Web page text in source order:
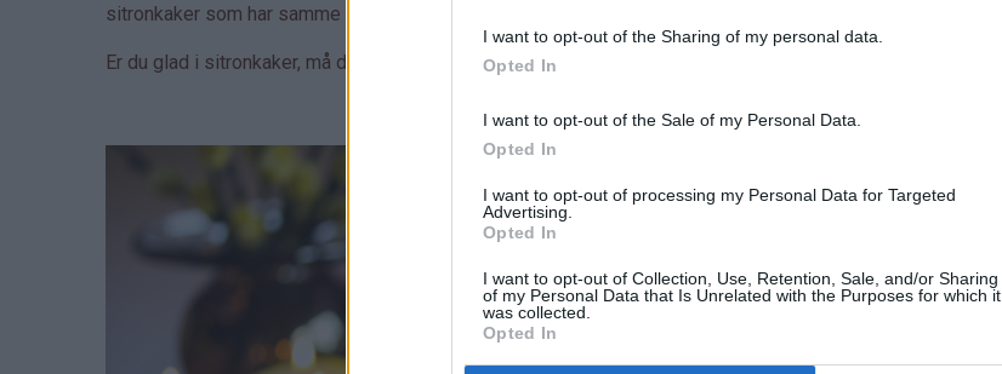
I want to opt-out of the Sharing of my personal data.
Opted In
I want to opt-out of the Sale of my Personal Data.
Opted In
I want to opt-out of processing my Personal Data for Targeted
Advertising.
Opted In
I want to opt-out of Collection, Use, Retention, Sale, and/or Sharing
of my Personal Data that Is Unrelated with the Purposes for which it
was collected.
Opted In
sitronkaker som har samme myke, kompakte konsistens som Brownies. Like enkle å lage er de også!
Er du glad i sitronkaker, må du ikke gå glipp av denne oppskriften!